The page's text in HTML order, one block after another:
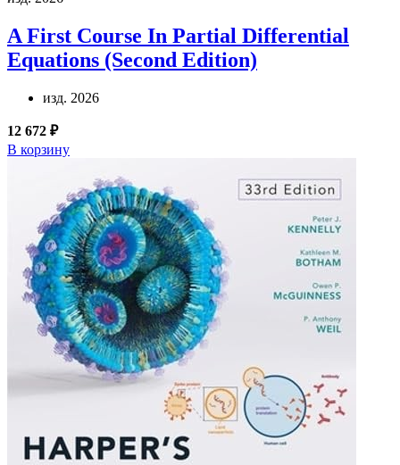
A First Course In Partial Differential
Equations (Second Edition)
изд. 2026
12 672 ₽
В корзину